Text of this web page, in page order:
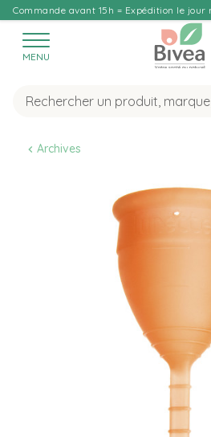
Commande avant 15h = Expédition le
MENU
Archives